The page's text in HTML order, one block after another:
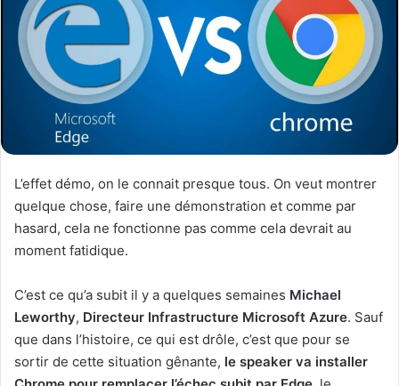
L’effet démo, on le connait presque tous. On veut montrer
quelque chose, faire une démonstration et comme par
hasard, cela ne fonctionne pas comme cela devrait au
moment fatidique.
C’est ce qu’a subit il y a quelques semaines Michael
Leworthy, Directeur Infrastructure Microsoft Azure. Sauf
que dans l’histoire, ce qui est drôle, c’est que pour se
sortir de cette situation gênante, le speaker va installer